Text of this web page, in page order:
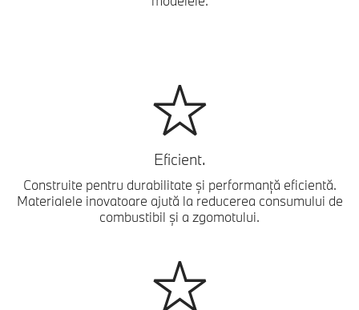
Eficient.
Construite pentru durabilitate și performanță eficientă.
Materialele inovatoare ajută la reducerea consumului de
combustibil și a zgomotului.